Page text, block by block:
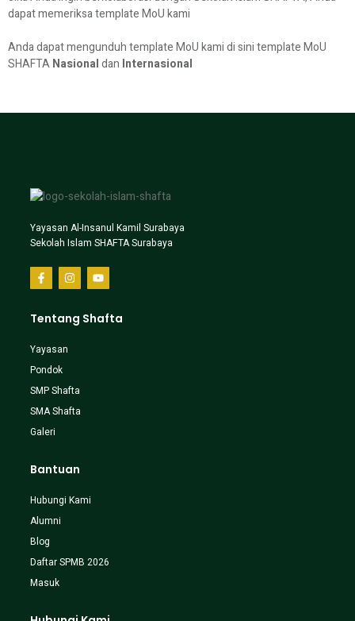
dapat memeriksa template MoU kami
Anda dapat mengunduh template MoU kami di sini template MoU
SHAFTANasionaldan Internasional
Yayasan Al-Insanul Kamil Surabaya
Sekolah Islam SHAFTA Surabaya
Tentang Shafta
Yayasan
Pondok
SMP Shafta
SMA Shafta
Galeri
Bantuan
Hubungi Kami
Alumni
Blog
Daftar SPMB 2026
Masuk